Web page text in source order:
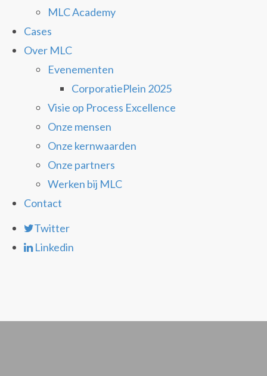
MLC Academy
Cases
Over MLC
Evenementen
CorporatiePlein 2025
Visie op Process Excellence
Onze mensen
Onze kernwaarden
Onze partners
Werken bij MLC
Contact
Twitter
Linkedin